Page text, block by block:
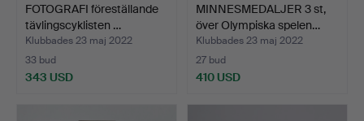
FOTOGRAFI föreställande
tävlingscyklisten …
Klubbades 23 maj 2022
33 bud
343 USD
MINNESMEDALJER 3 st,
över Olympiska spelen…
Klubbades 23 maj 2022
27 bud
410 USD